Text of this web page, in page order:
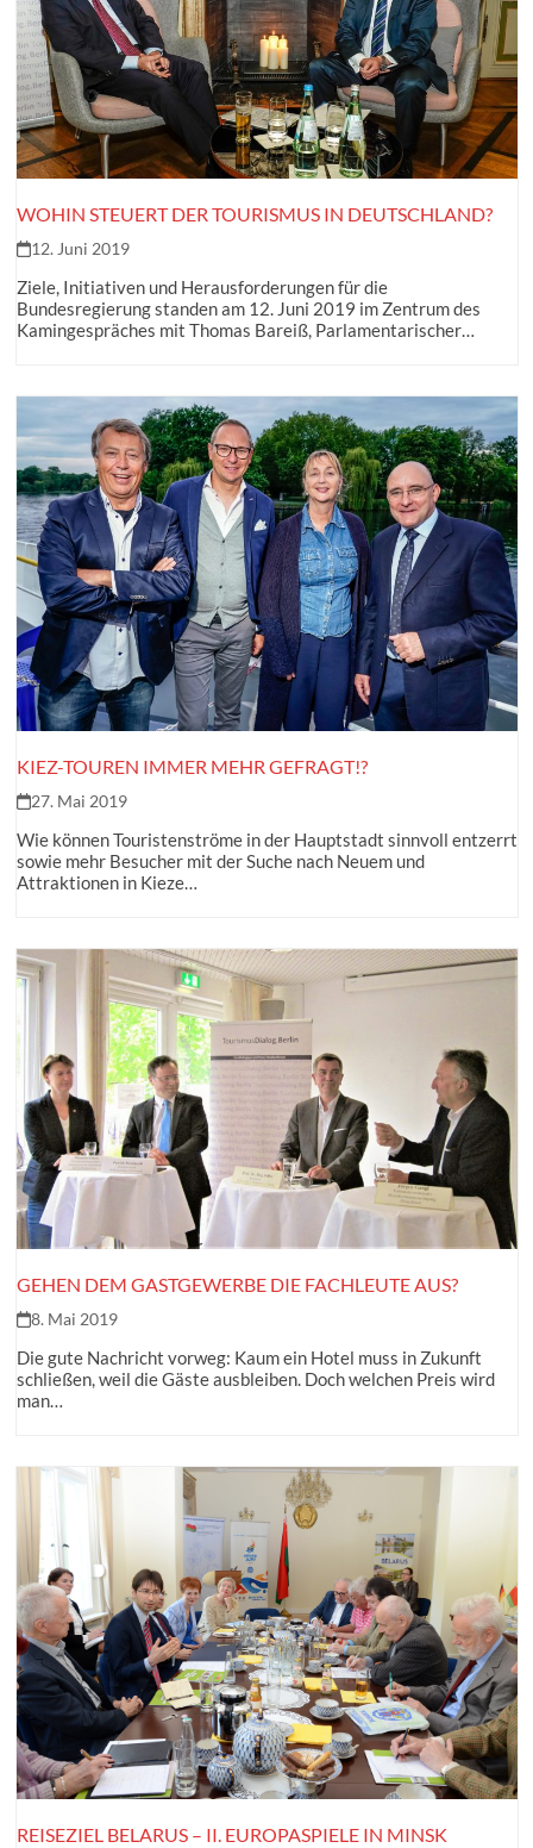
WOHIN STEUERT DER TOURISMUS IN DEUTSCHLAND?
12. Juni 2019
Ziele, Initiativen und Herausforderungen für die
Bundesregierung standen am 12. Juni 2019 im Zentrum des
Kamingespräches mit Thomas Bareiß, Parlamentarischer…
KIEZ-TOUREN IMMER MEHR GEFRAGT!?
27. Mai 2019
Wie können Touristenströme in der Hauptstadt sinnvoll entzerrt
sowie mehr Besucher mit der Suche nach Neuem und
Attraktionen in Kieze…
GEHEN DEM GASTGEWERBE DIE FACHLEUTE AUS?
8. Mai 2019
Die gute Nachricht vorweg: Kaum ein Hotel muss in Zukunft
schließen, weil die Gäste ausbleiben. Doch welchen Preis wird
man…
REISEZIEL BELARUS – II. EUROPASPIELE IN MINSK